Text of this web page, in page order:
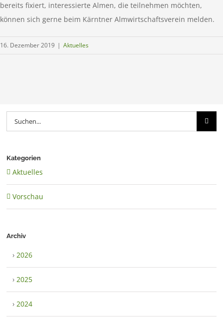
bereits fixiert, interessierte Almen, die teilnehmen möchten,
können sich gerne beim Kärntner Almwirtschaftsverein melden.
16. Dezember 2019 | Aktuelles
Suche
nach:
Kategorien
Aktuelles
Vorschau
Archiv
›2026
›2025
›2024